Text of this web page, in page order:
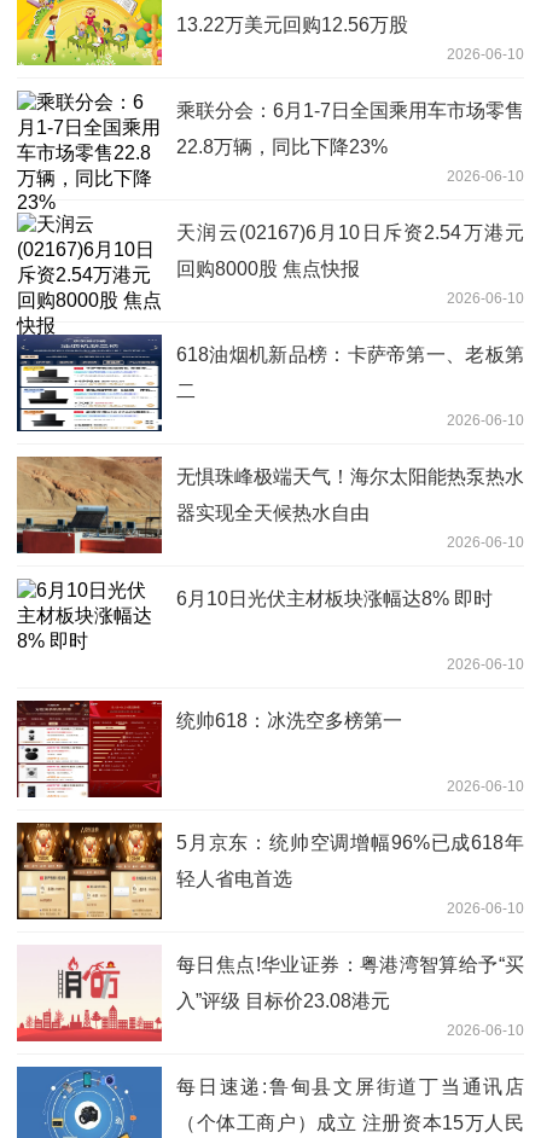
13.22万美元回购12.56万股
2026-06-10
乘联分会：6月1-7日全国乘用车市场零售
22.8万辆，同比下降23%
2026-06-10
天润云(02167)6月10日斥资2.54万港元
回购8000股 焦点快报
2026-06-10
618油烟机新品榜：卡萨帝第一、老板第
二
2026-06-10
无惧珠峰极端天气！海尔太阳能热泵热水
器实现全天候热水自由
2026-06-10
6月10日光伏主材板块涨幅达8% 即时
2026-06-10
统帅618：冰洗空多榜第一
2026-06-10
5月京东：统帅空调增幅96%已成618年
轻人省电首选
2026-06-10
每日焦点!华业证券：粤港湾智算给予“买
入”评级 目标价23.08港元
2026-06-10
每日速递:鲁甸县文屏街道丁当通讯店
（个体工商户）成立 注册资本15万人民